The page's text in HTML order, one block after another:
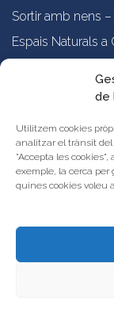
de
Utilitzem cookies
analitzar el trànsit del
"Accepta les
exemple, la cerca per
quines cookies voleu
Sortir amb nens
Espais Naturals a
Qui som?
Vols publicar les
Catalunya?
Condicions d’ús i